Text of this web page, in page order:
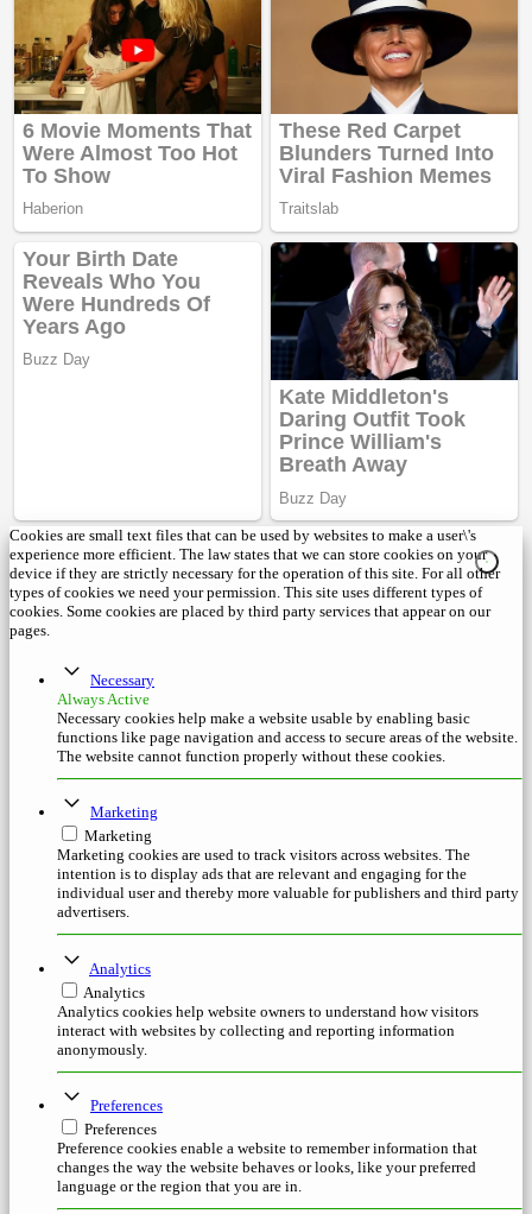
Cookies are small text files that can be used by websites to make a user\'s
experience more efficient. The law states that we can store cookies on your
device if they are strictly necessary for the operation of this site. For all other
types of cookies we need your permission. This site uses different types of
cookies. Some cookies are placed by third party services that appear on our
pages.
Necessary
Always Active
Necessary cookies help make a website usable by enabling basic
functions like page navigation and access to secure areas of the website.
The website cannot function properly without these cookies.
Marketing
Marketing
Marketing cookies are used to track visitors across websites. The
intention is to display ads that are relevant and engaging for the
individual user and thereby more valuable for publishers and third party
advertisers.
Analytics
Analytics
Analytics cookies help website owners to understand how visitors
interact with websites by collecting and reporting information
anonymously.
Preferences
Preferences
Preference cookies enable a website to remember information that
changes the way the website behaves or looks, like your preferred
language or the region that you are in.